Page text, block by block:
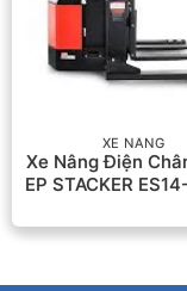
XE NÂNG
Xe Nâng Điện
EP STACKER